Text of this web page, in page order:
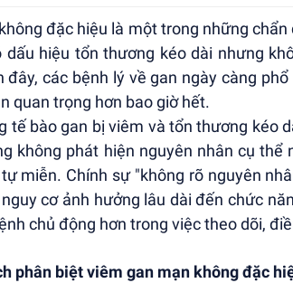
đặc hiệu là một trong những
dấu hiệu tổn thương kéo dài nhưng
đây, các bệnh lý về gan ngày càng
quan trọng hơn bao giờ hết.
tế bào gan bị viêm và tổn thương kéo
không phát hiện nguyên nhân cụ thể
miễn. Chính sự "không rõ nguyên
cơ ảnh hưởng lâu dài đến chức
chủ động hơn trong việc theo dõi,
phân biệt viêm gan mạn không đặc